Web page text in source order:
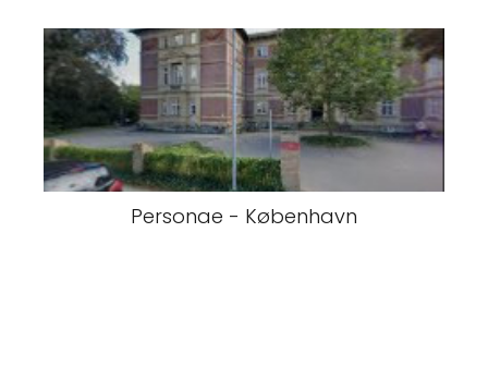
Personae - København